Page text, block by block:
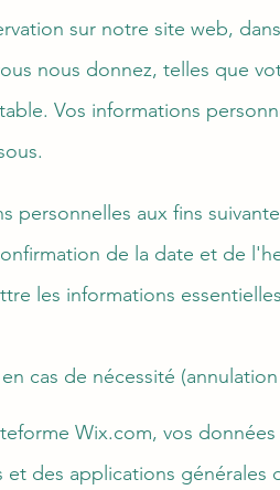
sur notre site web,
nous donnez, telles que
Vos informations
personnelles aux fins
de la date et de
les informations
cas de nécessité
Wix.com, vos
des applications générales